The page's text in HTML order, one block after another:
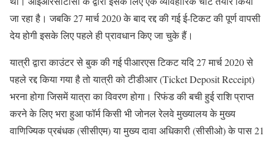
जा रहा है। जबकि 27 मार्च 2020 के बाद रद्द की गई ई-टिकट की पूर्ण वापसी
देय होगी इसके लिए पहले ही प्रावधान किए जा चुके हैं।
यात्री द्वारा काउंटर से बुक की गई पीआरएस टिकट यदि 27 मार्च 2020 से
पहले रद्द किया गया है तो यात्री को टीडीआर (Ticket Deposit Receipt)
भरना होगा जिसमें यात्रा का विवरण होगा। रिफंड की बची हुई राशि प्राप्त
करने के लिए भरा हुआ फॉर्म किसी भी जोनल रेलवे मुख्यालय के मुख्य
वाणिज्यिक प्रबंधक (सीसीएम) या मुख्य दावा अधिकारी (सीसीओ) के पास 21